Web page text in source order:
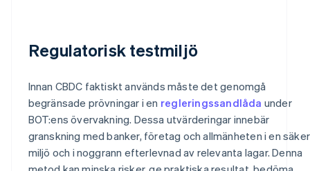
Regulatorisk testmiljö
Innan CBDC faktiskt används måste det genomgå
begränsade prövningar i en regleringssandlåda under
BOT:ens övervakning. Dessa utvärderingar innebär
granskning med banker, företag och allmänheten i en säker
miljö och i noggrann efterlevnad av relevanta lagar. Denna